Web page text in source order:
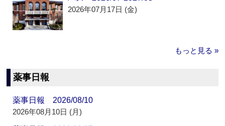
2026年07月17日 (金)
もっと見る »
薬事日報
薬事日報 2026/08/10
2026年08月10日 (月)